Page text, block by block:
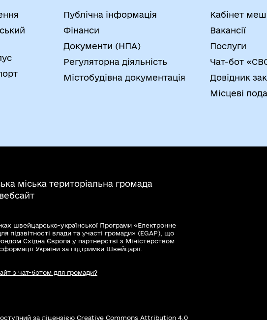
Публічна інформація
Фінанси
Документи (НПА)
Регуляторна діяльність
Містобудівна документація
Кабінет
Вакансії
Послуги
Чат-бот
Довідник
Місцеві
міська територіальна громада
швейцарсько-української Програми «Електронне
підзвітності влади та участі громади» (EGAP), що
Східна Європа у партнерстві з Міністерством
України за підтримки Швейцарії.
з чат-ботом для громади?
за ліцензією Creative Commons Attribution 4.0